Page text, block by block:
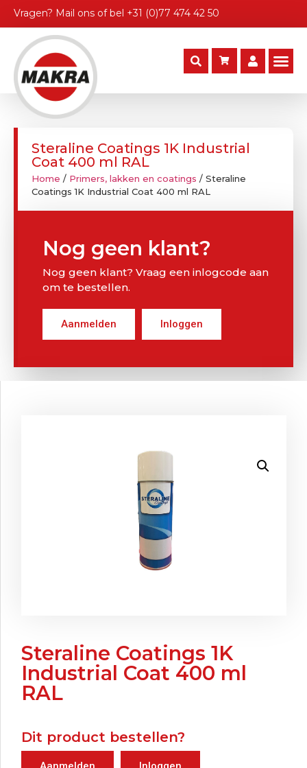
Vragen? Mail ons of bel +31 (0)77 474 42 50
Steraline Coatings 1K Industrial
Coat 400 ml RAL
Home / Primers, lakken en coatings / Steraline
Coatings 1K Industrial Coat 400 ml RAL
Nog geen klant?
Nog geen klant? Vraag een inlogcode aan
om te bestellen.
Aanmelden Inloggen
Steraline Coatings 1K
Industrial Coat 400 ml
RAL
Dit product bestellen?